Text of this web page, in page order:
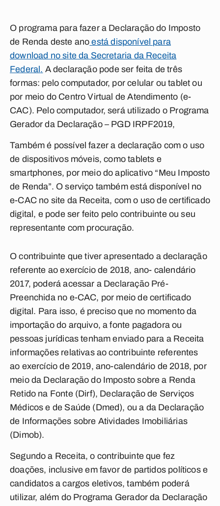
O programa para fazer a Declaração do Imposto
de Renda deste ano está disponível para
download no site da Secretaria da Receita
Federal . A declaração pode ser feita de três
formas: pelo computador, por celular ou tablet ou
por meio do Centro Virtual de Atendimento (e-
CAC). Pelo computador, será utilizado o Programa
Gerador da Declaração – PGD IRPF2019,
Também é possível fazer a declaração com o uso
de dispositivos móveis, como tablets e
smartphones, por meio do aplicativo “Meu Imposto
de Renda”. O serviço também está disponível no
e-CAC no site da Receita, com o uso de certificado
digital, e pode ser feito pelo contribuinte ou seu
representante com procuração.
O contribuinte que tiver apresentado a declaração
referente ao exercício de 2018, ano- calendário
2017, poderá acessar a Declaração Pré-
Preenchida no e-CAC, por meio de certificado
digital. Para isso, é preciso que no momento da
importação do arquivo, a fonte pagadora ou
pessoas jurídicas tenham enviado para a Receita
informações relativas ao contribuinte referentes
ao exercício de 2019, ano-calendário de 2018, por
meio da Declaração do Imposto sobre a Renda
Retido na Fonte (Dirf), Declaração de Serviços
Médicos e de Saúde (Dmed), ou a da Declaração
de Informações sobre Atividades Imobiliárias
(Dimob).
Segundo a Receita, o contribuinte que fez
doações, inclusive em favor de partidos políticos e
candidatos a cargos eletivos, também poderá
utilizar, além do Programa Gerador da Declaração